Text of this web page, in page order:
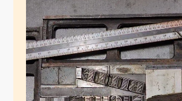
Doppel